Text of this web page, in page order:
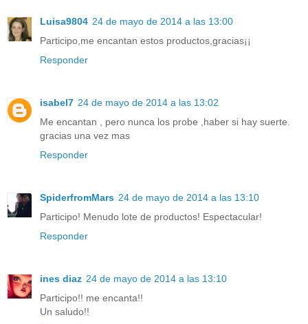
Luisa9804 24 de mayo de 2014 a las 13:00
Participo,me encantan estos productos,gracias¡¡
Responder
isabel7 24 de mayo de 2014 a las 13:02
Me encantan , pero nunca los probe ,haber si hay suerte.
gracias una vez mas
Responder
SpiderfromMars 24 de mayo de 2014 a las 13:10
Participo! Menudo lote de productos! Espectacular!
Responder
ines diaz 24 de mayo de 2014 a las 13:10
Participo!! me encanta!!
Un saludo!!